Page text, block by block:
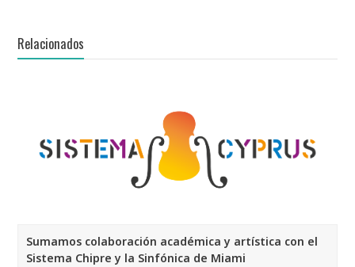
Relacionados
Sumamos colaboración académica y artística con el
Sistema Chipre y la Sinfónica de Miami